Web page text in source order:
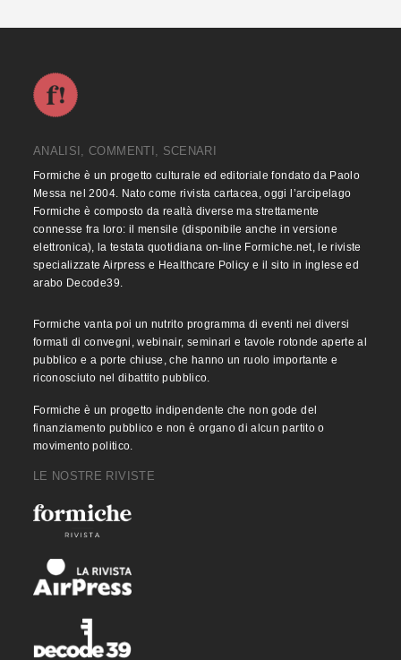
ANALISI, COMMENTI, SCENARI
Formiche è un progetto culturale ed editoriale fondato da Paolo
Messa nel 2004. Nato come rivista cartacea, oggi l’arcipelago
Formiche è composto da realtà diverse ma strettamente
connesse fra loro: il mensile (disponibile anche in versione
elettronica), la testata quotidiana on-line Formiche.net, le riviste
specializzate Airpress e Healthcare Policy e il sito in inglese ed
arabo Decode39.
Formiche vanta poi un nutrito programma di eventi nei diversi
formati di convegni, webinair, seminari e tavole rotonde aperte al
pubblico e a porte chiuse, che hanno un ruolo importante e
riconosciuto nel dibattito pubblico.
Formiche è un progetto indipendente che non gode del
finanziamento pubblico e non è organo di alcun partito o
movimento politico.
LE NOSTRE RIVISTE